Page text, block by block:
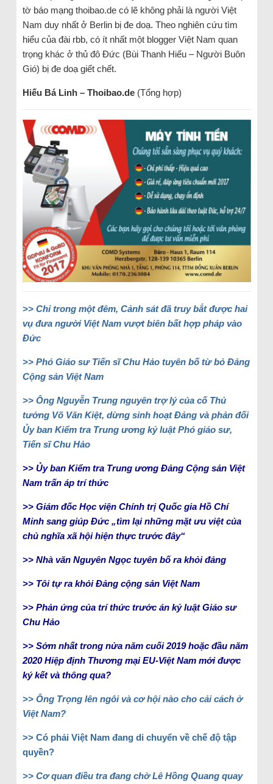
tờ báo mạng thoibao.de có lẽ không phải là người Việt
Nam duy nhất ở Berlin bị đe doạ. Theo nghiên cứu tìm
hiểu của đài rbb, có ít nhất một blogger Việt Nam quan
trọng khác ở thủ đô Đức (Bùi Thanh Hiếu – Người Buôn
Gió) bị đe doạ giết chết.
Hiếu Bá Linh – Thoibao.de(Tổng hợp)
>> Chỉ trong một đêm, Cảnh sát đã truy bắt được hai
vụ đưa người Việt Nam vượt biên bất hợp pháp vào
Đức
>> Phó Giáo sư Tiến sĩ Chu Hảo tuyên bố từ bỏ Đảng
Cộng sản Việt Nam
>> Ông Nguyễn Trung nguyên trợ lý của cố Thủ
tướng Võ Văn Kiệt, dừng sinh hoạt Đảng và phản đối
Ủy ban Kiểm tra Trung ương kỷ luật Phó giáo sư,
Tiến sĩ Chu Hảo
>> Ủy ban Kiểm tra Trung ương Đảng Cộng sản Việt
Nam trấn áp trí thức
>> Giám đốc Học viện Chính trị Quốc gia Hồ Chí
Minh sang giúp Đức „tìm lại những mặt ưu việt của
chủ nghĩa xã hội hiện thực trước đây“
>> Nhà văn Nguyên Ngọc tuyên bố ra khỏi đảng
>> Tôi tự ra khỏi Đảng cộng sản Việt Nam
>> Phản ứng của trí thức trước án kỷ luật Giáo sư
Chu Hảo
>> Sớm nhất trong nửa năm cuối 2019 hoặc đầu năm
2020 Hiệp định Thương mại EU-Việt Nam mới được
ký kết và thông qua?
>> Ông Trọng lên ngôi và cơ hội nào cho cải cách ở
Việt Nam?
>> Có phải Việt Nam đang di chuyển về chế độ tập
quyền?
>> Cơ quan điều tra đang chờ Lê Hồng Quang quay